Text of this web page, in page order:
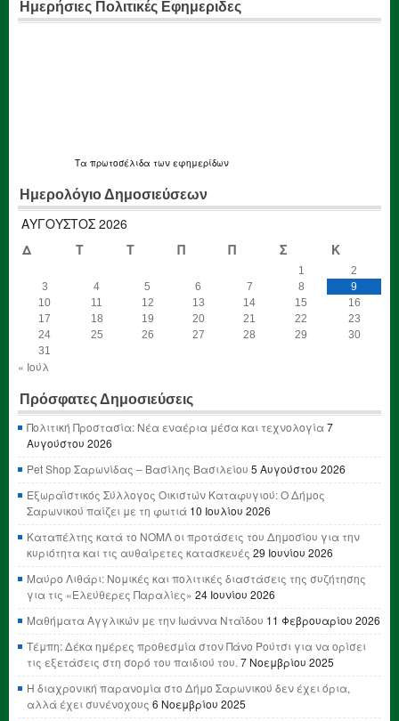
Ημερήσιες Πολιτικές Εφημεριδες
Τα πρωτοσέλιδα των εφημερίδων
Ημερολόγιο Δημοσιεύσεων
ΑΎΓΟΥΣΤΟΣ 2026
Δ
Τ Τ Π Π Σ Κ
1
2
3
4 5 6 7 8
9
10
11 12 13 14 15
16
17
18 19 20 21 22
23
24
25 26 27 28 29
30
31
« Ιούλ
Πρόσφατες Δημοσιεύσεις
Πολιτική Προστασία: Νέα εναέρια μέσα και τεχνολογία7
Αυγούστου 2026
Pet Shop Σαρωνίδας – Βασίλης Βασιλείου 5 Αυγούστου 2026
Εξωραϊστικός Σύλλογος Οικιστών Καταφυγιού: Ο Δήμος
Σαρωνικού παίζει με τη φωτιά 10 Ιουλίου 2026
Καταπέλτης κατά το ΝΟΜΛ οι προτάσεις του Δημοσίου για την
κυριότητα και τις αυθαίρετες κατασκευές 29 Ιουνίου 2026
Μαύρο Λιθάρι: Νομικές και πολιτικές διαστάσεις της συζήτησης
για τις «Ελεύθερες Παραλίες» 24 Ιουνίου 2026
Μαθήματα Αγγλικών με την Ιωάννα Νταΐδου 11 Φεβρουαρίου 2026
Τέμπη: Δέκα ημέρες προθεσμία στον Πάνο Ρούτσι για να ορίσει
τις εξετάσεις στη σορό του παιδιού του.7 Νοεμβρίου 2025
Η διαχρονική παρανομία στο Δήμο Σαρωνικού δεν έχει όρια,
αλλά έχει συνένοχους 6 Νοεμβρίου 2025